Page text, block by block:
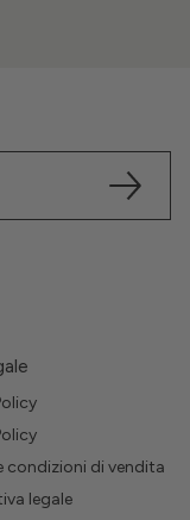
condizioni di vendita
legale